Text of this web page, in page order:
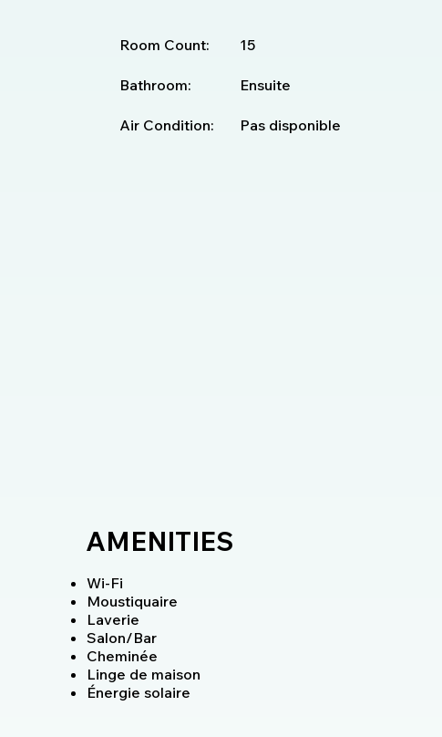
Room Count: 15
Bathroom: Ensuite
Air Condition: Pas disponible
AMENITIES
Wi-Fi
Moustiquaire
Laverie
Salon/Bar
Cheminée
Linge de maison
Énergie solaire